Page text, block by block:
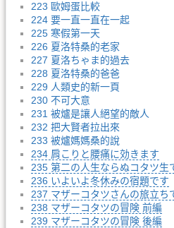
223 歐姆蛋比較
224 要一直一直在一起
225 寒假第一天
226 夏洛特桑的老家
227 夏洛ちゃま的過去
228 夏洛特桑的爸爸
229 人類史的新一頁
230 不可大意
231 被爐是讓人絕望的敵人
232 把大賢者拉出來
233 被爐媽媽桑的說
234 肩こりと腰痛に効きます
235 第二の人生ならぬコタツ生
236 いよいよ冬休みの宿題です
237 マザーコタツさんの旅立ち
238 マザーコタツの冒険 前編
239 マザーコタツの冒険 後編